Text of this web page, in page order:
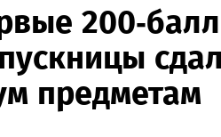
200-
предметам